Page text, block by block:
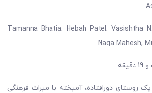
Tamanna Bhatia, Hebah Patel, Vasishtha
Naga Mahesh,
روستای دورافتاده، آمیخته با میراث فرهنگی